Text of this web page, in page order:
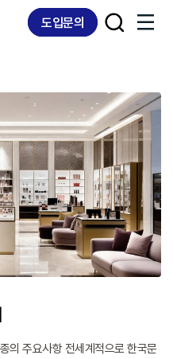
도입문의
의 주요사항 전세계적으로 한국문